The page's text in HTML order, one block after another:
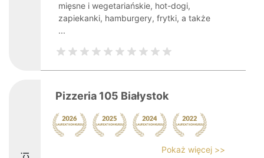
mięsne i wegetariańskie, hot-dogi,
zapiekanki, hamburgery, frytki, a także
...
Pizzeria 105 Białystok
Pokaż więcej >>